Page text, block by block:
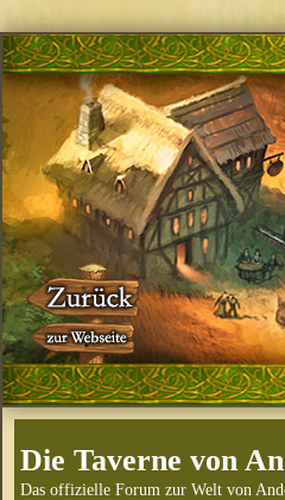
Die Taverne von
Das offizielle Forum zur Welt von